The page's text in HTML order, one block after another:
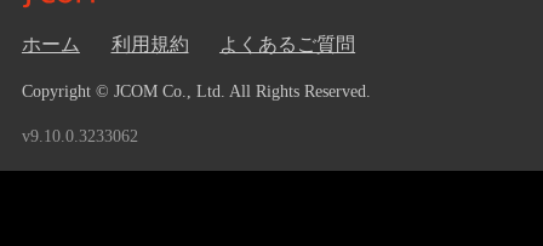
ホーム 利用規約 よくあるご質問
Copyright © JCOM Co., Ltd. All Rights Reserved.
v9.10.0.3233062